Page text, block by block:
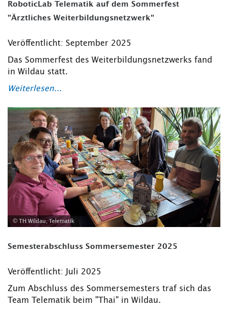
RoboticLab Telematik auf dem Sommerfest
"Ärztliches Weiterbildungsnetzwerk"
Veröffentlicht: September 2025
Das Sommerfest des Weiterbildungsnetzwerks fand
in Wildau statt.
Weiterlesen...
© TH Wildau, Telematik
Semesterabschluss Sommersemester 2025
Veröffentlicht: Juli 2025
Zum Abschluss des Sommersemesters traf sich das
Team Telematik beim "Thai" in Wildau.